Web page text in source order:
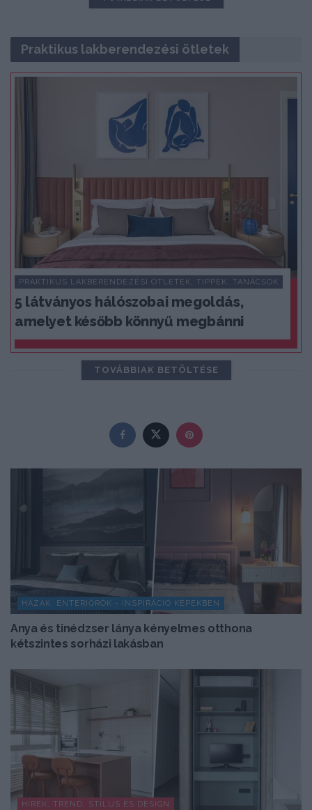
Praktikus lakberendezési ötletek
PRAKTIKUS LAKBERENDEZÉSI ÖTLETEK, TIPPEK, TANÁCSOK
5 látványos hálószobai megoldás,
amelyet később könnyű megbánni
TOVÁBBIAK BETÖLTÉSE
HÁZAK, ENTERIŐRÖK - INSPIRÁCIÓ KÉPEKBEN
Anya és tinédzser lánya kényelmes otthona
kétszintes sorházi lakásban
HÍREK, TREND, STÍLUS ÉS DESIGN